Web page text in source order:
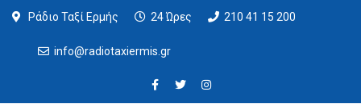
Ράδιο Ταξί Ερμής 24 Ώρες 210 41 15 200
info@radiotaxiermis.gr